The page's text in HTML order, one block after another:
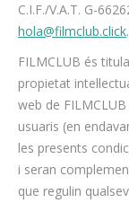
C.I.F./V.A.T. G-
hola@filmclub.click.
FILMCLUB és
propietat
web de
usuaris (en
les presents
i seran
que regulin